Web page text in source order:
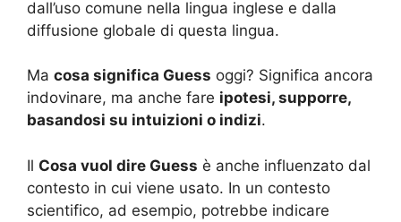
dall’uso comune nella lingua inglese e dalla
diffusione globale di questa lingua.
Ma cosa significa Guess oggi? Significa ancora
indovinare, ma anche fare ipotesi, supporre,
basandosi su intuizioni o indizi.
Il Cosa vuol dire Guess è anche influenzato dal
contesto in cui viene usato. In un contesto
scientifico, ad esempio, potrebbe indicare